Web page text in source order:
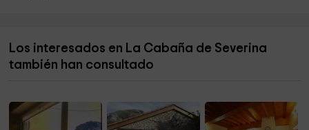
Iglesia de San Cipriano
Los interesados en La Cabaña de Severina
también han consultado